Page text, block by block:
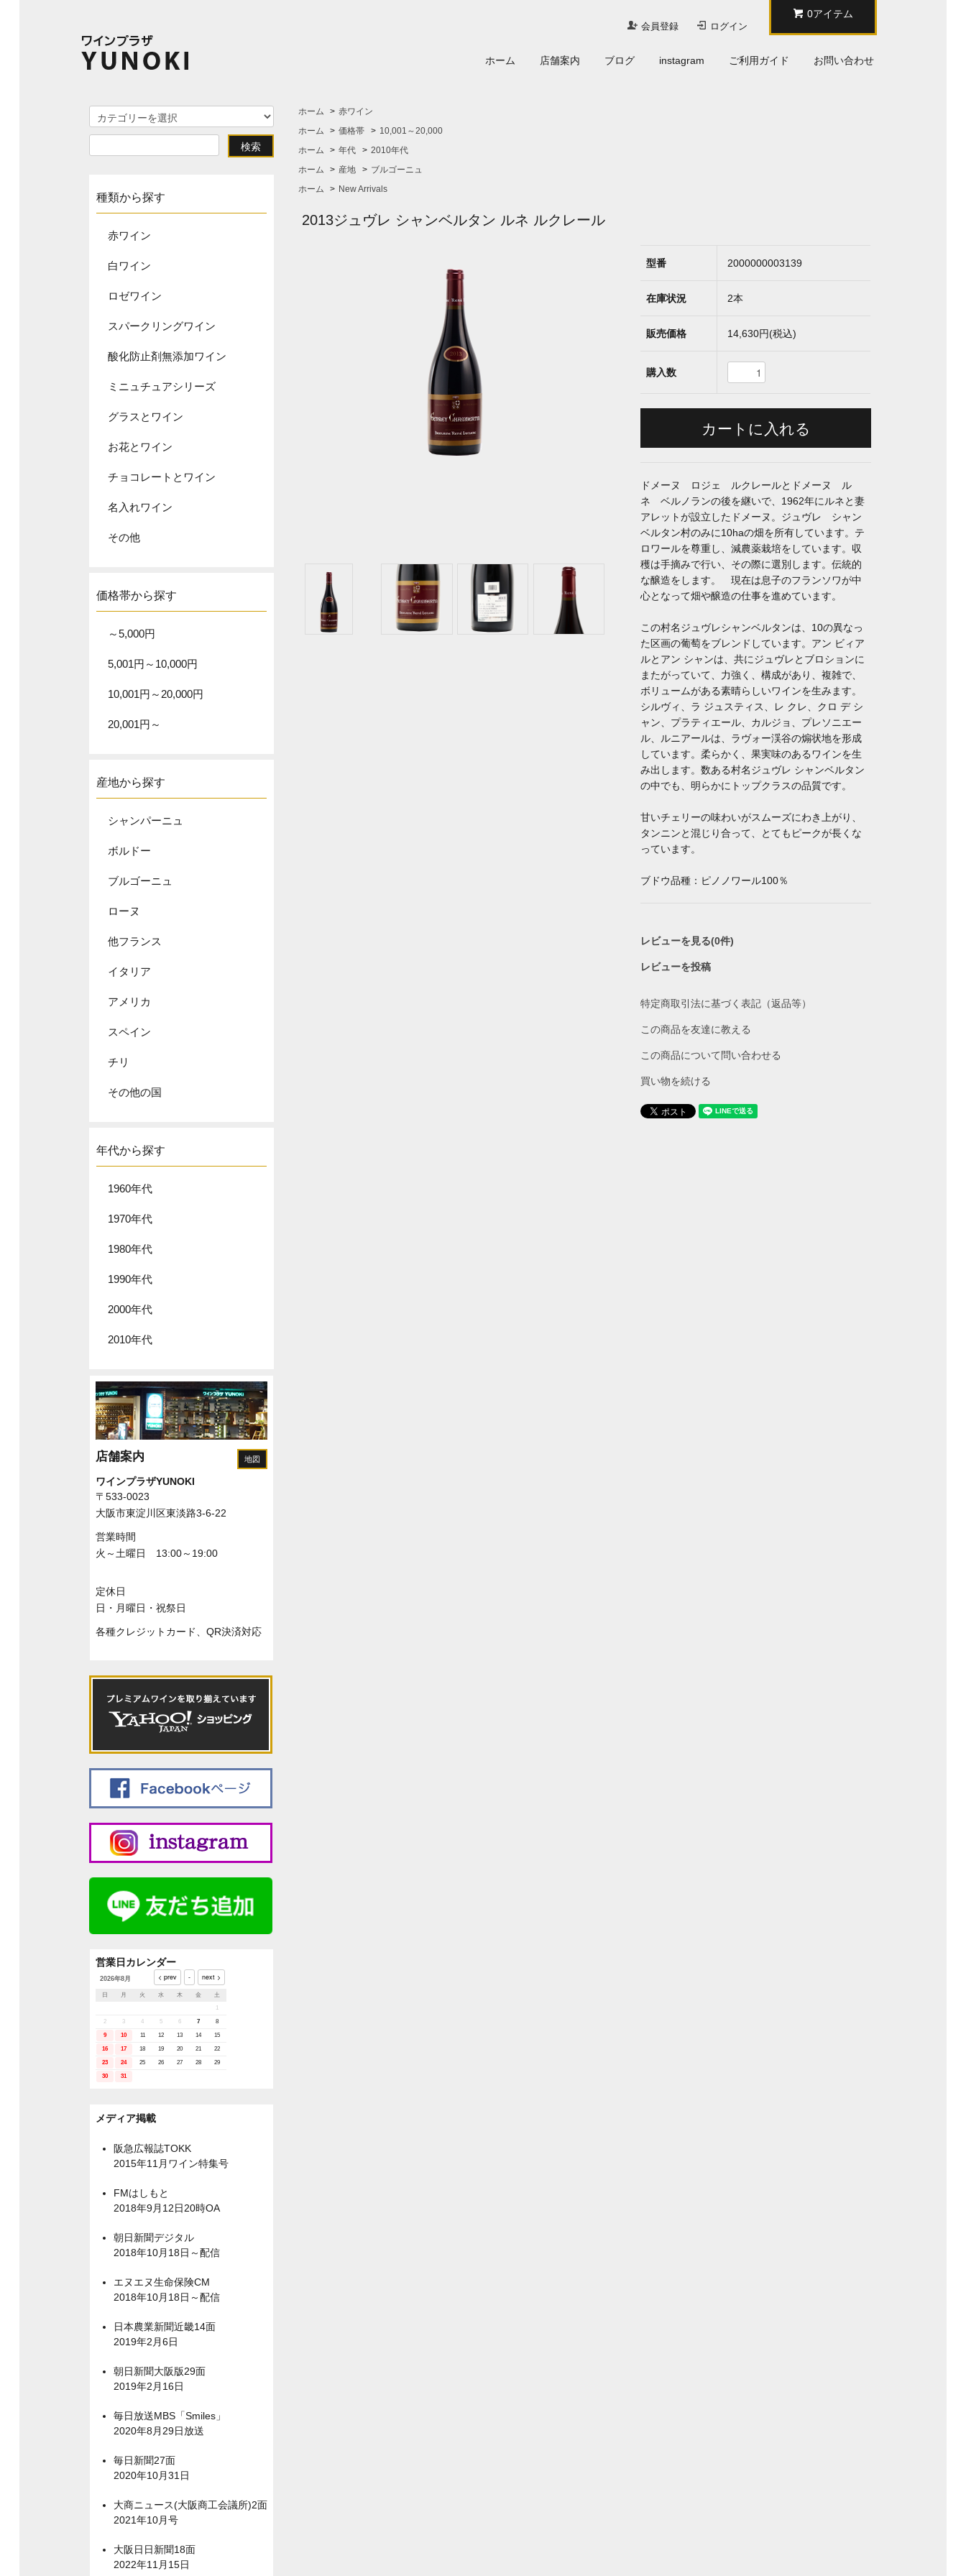
0アイテム
会員登録 ログイン
ホーム 店舗案内 ブログ instagram ご利用ガイド お問い合わせ
ホーム > 赤ワイン
ホーム
> 価格帯 > 10,001～20,000
ホーム
> 年代 > 2010年代
ホーム
> 産地 > ブルゴーニュ
ホーム
> New Arrivals
2013ジュヴレ シャンベルタン ルネ ルクレール
型番 2000000003139
在庫状況 2本
販売価格 14,630円(税込)
購入数
ドメーヌ ロジェ ルクレールとドメーヌ ル
ネ ベルノランの後を継いで、1962年にルネと妻
アレットが設立したドメーヌ。ジュヴレ シャン
ベルタン村のみに10haの畑を所有しています。テ
ロワールを尊重し、減農薬栽培をしています。収
穫は手摘みで行い、その際に選別します。伝統的
な醸造をします。 現在は息子のフランソワが中
心となって畑や醸造の仕事を進めています。
この村名ジュヴレシャンベルタンは、10の異なっ
た区画の葡萄をブレンドしています。アン ビィア
ルとアン シャンは、共にジュヴレとブロションに
またがっていて、力強く、構成があり、複雑で、
ボリュームがある素晴らしいワインを生みます。
シルヴィ、ラ ジュスティス、レ クレ、クロ デ シ
ャン、プラティエール、カルジョ、プレソニエー
ル、ルニアールは、ラヴォー渓谷の煽状地を形成
しています。柔らかく、果実味のあるワインを生
み出します。数ある村名ジュヴレ シャンベルタン
の中でも、明らかにトップクラスの品質です。
甘いチェリーの味わいがスムーズにわき上がり、
タンニンと混じり合って、とてもピークが長くな
っています。
ブドウ品種：ピノノワール100％
レビューを見る(0件)
レビューを投稿
特定商取引法に基づく表記（返品等）
この商品を友達に教える
この商品について問い合わせる
買い物を続ける
種類から探す
赤ワイン
白ワイン
ロゼワイン
スパークリングワイン
酸化防止剤無添加ワイン
ミニュチュアシリーズ
グラスとワイン
お花とワイン
チョコレートとワイン
名入れワイン
その他
価格帯から探す
～5,000円
5,001円～10,000円
10,001円～20,000円
20,001円～
産地から探す
シャンパーニュ
ボルドー
ブルゴーニュ
ローヌ
他フランス
イタリア
アメリカ
スペイン
チリ
その他の国
年代から探す
1960年代
1970年代
1980年代
1990年代
2000年代
2010年代
店舗案内 地図
ワインプラザYUNOKI
〒533-0023
大阪市東淀川区東淡路3-6-22
営業時間
火～土曜日 13:00～19:00
定休日
日・月曜日・祝祭日
各種クレジットカード、QR決済対応
営業日カレンダー
2026年8月
日 月 火 水 木 金
土
1
2 3 4 5 6 7 8
9 10 11 12 13 14 15
16 17 18 19 20 21 22
23 24 25 26 27 28 29
30 31
メディア掲載
阪急広報誌TOKK
2015年11月ワイン特集号
FMはしもと
2018年9月12日20時OA
朝日新聞デジタル
2018年10月18日～配信
エヌエヌ生命保険CM
2018年10月18日～配信
日本農業新聞近畿14面
2019年2月6日
朝日新聞大阪版29面
2019年2月16日
毎日放送MBS「Smiles」
2020年8月29日放送
毎日新聞27面
2020年10月31日
大商ニュース(大阪商工会議所)2面
2021年10月号
大阪日日新聞18面
2022年11月15日